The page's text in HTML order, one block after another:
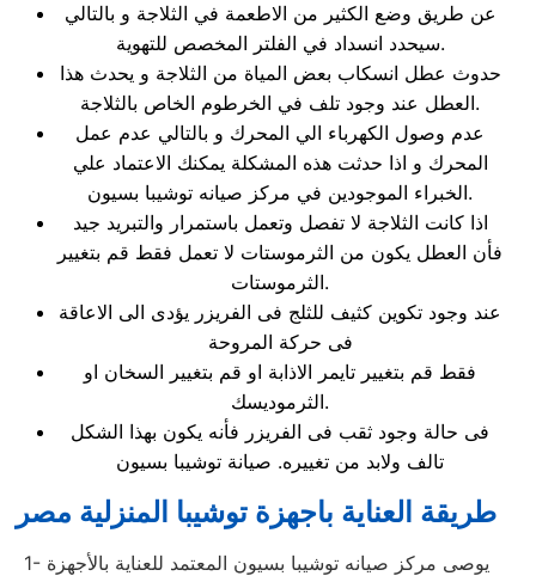
عن طريق وضع الكثير من الاطعمة في الثلاجة و بالتالي
سيحدد انسداد في الفلتر المخصص للتهوية.
حدوث عطل انسكاب بعض المياة من الثلاجة و يحدث هذا
العطل عند وجود تلف في الخرطوم الخاص بالثلاجة.
عدم وصول الكهرباء الي المحرك و بالتالي عدم عمل
المحرك و اذا حدثت هذه المشكلة يمكنك الاعتماد علي
الخبراء الموجودين في مركز صيانه توشيبا بسيون.
اذا كانت الثلاجة لا تفصل وتعمل باستمرار والتبريد جيد
فأن العطل يكون من الثرموستات لا تعمل فقط قم بتغيير
الثرموستات.
عند وجود تكوين كثيف للثلج فى الفريزر يؤدى الى الاعاقة
فى حركة المروحة
فقط قم بتغيير تايمر الاذابة او قم بتغيير السخان او
الثرموديسك.
فى حالة وجود ثقب فى الفريزر فأنه يكون بهذا الشكل
تالف ولابد من تغييره. صيانة توشيبا بسيون
طريقة العناية باجهزة توشيبا المنزلية مصر
1- يوصى مركز صيانه توشيبا بسيون المعتمد للعناية بالأجهزة